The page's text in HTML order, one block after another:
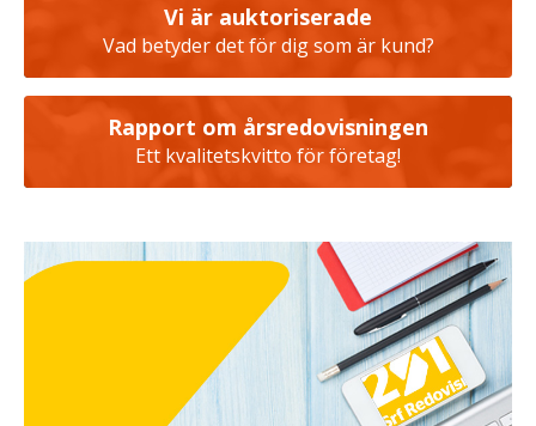
Vi är auktoriserade
Vad betyder det för dig som är kund?
Rapport om årsredovisningen
Ett kvalitetskvitto för företag!